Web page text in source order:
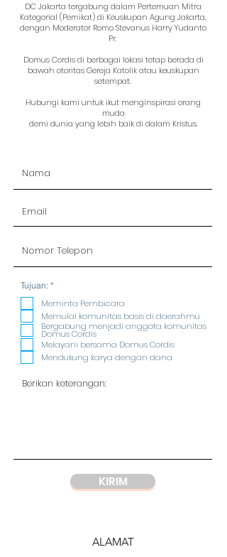
DC Jakarta tergabung dalam Pertemuan Mitra
Kategorial (Pemikat) di Keuskupan Agung Jakarta,
dengan Moderator Romo Stevanus Harry Yudanto
Pr.
Domus Cordis di berbagai lokasi tetap berada di
bawah otoritas Gereja Katolik atau keuskupan
setempat.
Hubungi kami untuk ikut menginspirasi orang
muda
demi dunia yang lebih baik di dalam Kristus.
ALAMAT
Tujuan: *
q
i
r
e
d
Meminta Pembicara
Memulai komunitas basis di daerahmu
Bergabung menjadi anggota komunitas
Domus Cordis
Melayani bersama Domus Cordis
Mendukung karya dengan dana
KIRIM